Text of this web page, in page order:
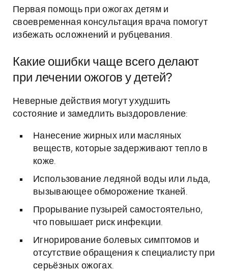
Первая помощь при ожогах детям и
своевременная консультация врача помогут
избежать осложнений и рубцевания.
Какие ошибки чаще всего делают
при лечении ожогов у детей?
Неверные действия могут ухудшить
состояние и замедлить выздоровление:
Нанесение жирных или масляных
веществ, которые задерживают тепло в
коже.
Использование ледяной воды или льда,
вызывающее обморожение тканей.
Прорывание пузырей самостоятельно,
что повышает риск инфекции.
Игнорирование болевых симптомов и
отсутствие обращения к специалисту при
серьёзных ожогах.